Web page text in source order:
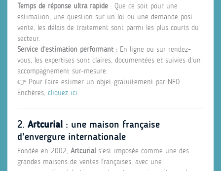
Temps de réponse ultra rapide : Que ce soit pour une
estimation, une question sur un lot ou une demande post-
vente, les délais de traitement sont parmi les plus courts du
secteur.
Service d’estimation performant : En ligne ou sur rendez-
vous, les expertises sont claires, documentées et suivies d’un
accompagnement sur-mesure.
👉 Pour faire estimer un objet gratuitement par NEO
Enchères, cliquez ici.
2. Artcurial : une maison française
d’envergure internationale
Fondée en 2002, Artcurial s’est imposée comme une des
grandes maisons de ventes françaises, avec une